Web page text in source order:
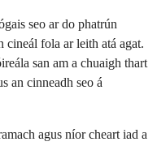
seo ar do phatrún
cineál fola ar leith atá agat.
san am a chuaigh thart
an cinneadh seo á
agus níor cheart iad a